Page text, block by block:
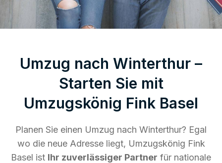
Umzug nach Winterthur –
Starten Sie mit
Umzugskönig Fink Basel
Planen Sie einen Umzug nach Winterthur? Egal
wo die neue Adresse liegt, Umzugskönig Fink
Basel ist Ihr zuverlässiger Partner für nationale